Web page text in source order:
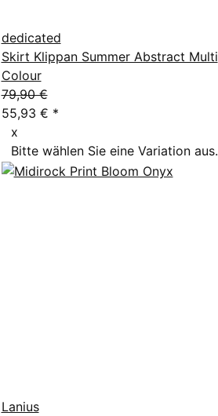
dedicated
Skirt Klippan Summer Abstract Multi
Colour
79,90 €
55,93 € *
x
Bitte wählen Sie eine Variation aus.
Lanius